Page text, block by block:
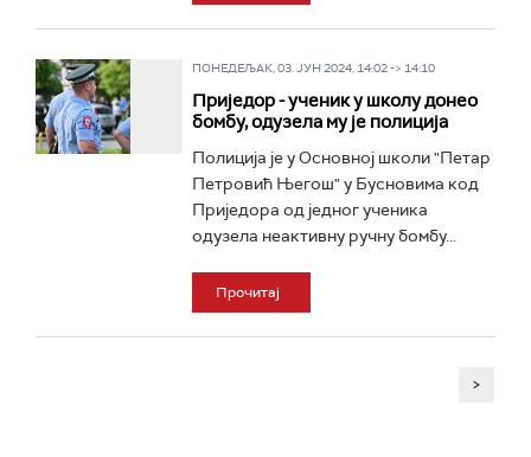
ПОНЕДЕЉАК, 03. ЈУН 2024, 14:02 -> 14:10
Приједор - ученик у школу донео
бомбу, одузела му је полиција
Полиција је у Основној школи "Петар
Петровић Његош" у Бусновима код
Приједора од једног ученика
одузела неактивну ручну бомбу...
Прочитај
>